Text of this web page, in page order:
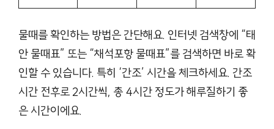
물때를 확인하는 방법은 간단해요. 인터넷 검색창에 “태
안 물때표” 또는 “채석포항 물때표”를 검색하면 바로 확
인할 수 있습니다. 특히 ‘간조’ 시간을 체크하세요. 간조
시간 전후로 2시간씩, 총 4시간 정도가 해루질하기 좋
은 시간이에요.